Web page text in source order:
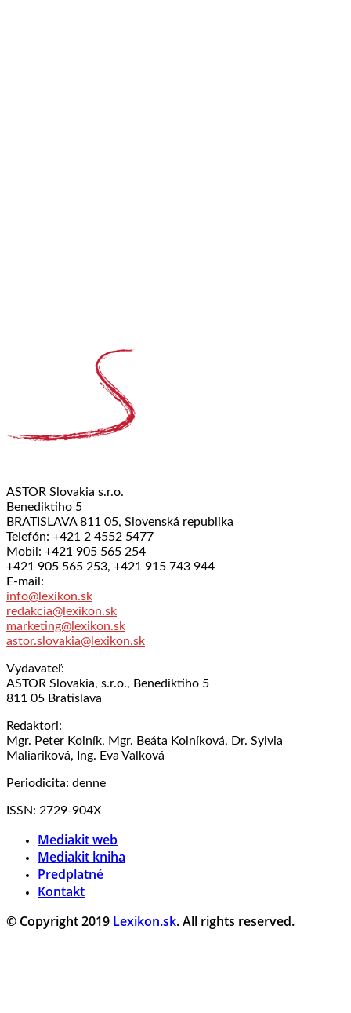
ASTOR Slovakia s.r.o.
Benediktiho 5
BRATISLAVA 811 05, Slovenská republika
Telefón: +421 2 4552 5477
Mobil: +421 905 565 254
+421 905 565 253, +421 915 743 944
E-mail:
info@lexikon.sk
redakcia@lexikon.sk
marketing@lexikon.sk
astor.slovakia@lexikon.sk
Vydavateľ:
ASTOR Slovakia, s.r.o., Benediktiho 5
811 05 Bratislava
Redaktori:
Mgr. Peter Kolník, Mgr. Beáta Kolníková, Dr. Sylvia
Maliariková, Ing. Eva Valková
Periodicita: denne
ISSN: 2729-904X
Mediakit web
Mediakit kniha
Predplatné
Kontakt
© Copyright 2019 Lexikon.sk. All rights reserved.